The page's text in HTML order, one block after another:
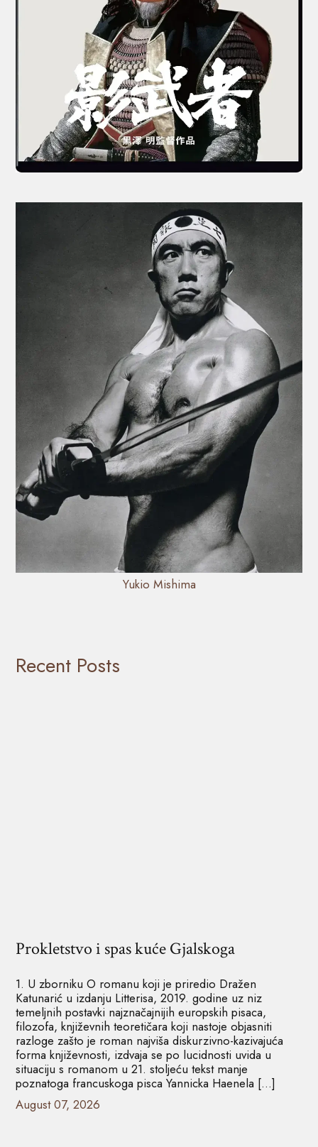
Yukio Mishima
Recent Posts
Prokletstvo i spas kuće Gjalskoga
1. U zborniku O romanu koji je priredio Dražen
Katunarić u izdanju Litterisa, 2019. godine uz niz
temeljnih postavki najznačajnijih europskih pisaca,
filozofa, književnih teoretičara koji nastoje objasniti
razloge zašto je roman najviša diskurzivno-kazivajuća
forma književnosti, izdvaja se po lucidnosti uvida u
situaciju s romanom u 21. stoljeću tekst manje
poznatoga francuskoga pisca Yannicka Haenela […]
August 07, 2026